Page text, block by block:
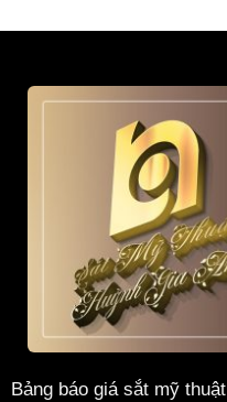
Bảng báo giá sắt mỹ thuật